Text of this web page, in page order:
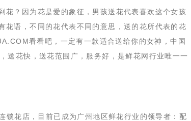
花？因为花是爱的象征，男孩送花代表喜欢这个女孩
花语，不同的花代表不同的意思，送的花所代表的花
看看吧，一定有一款适合送给你的女神，中国
送花快，送花范围广，服务好，是鲜花网行业唯一一
花店，目前已成为广州地区鲜花行业的领导者：配